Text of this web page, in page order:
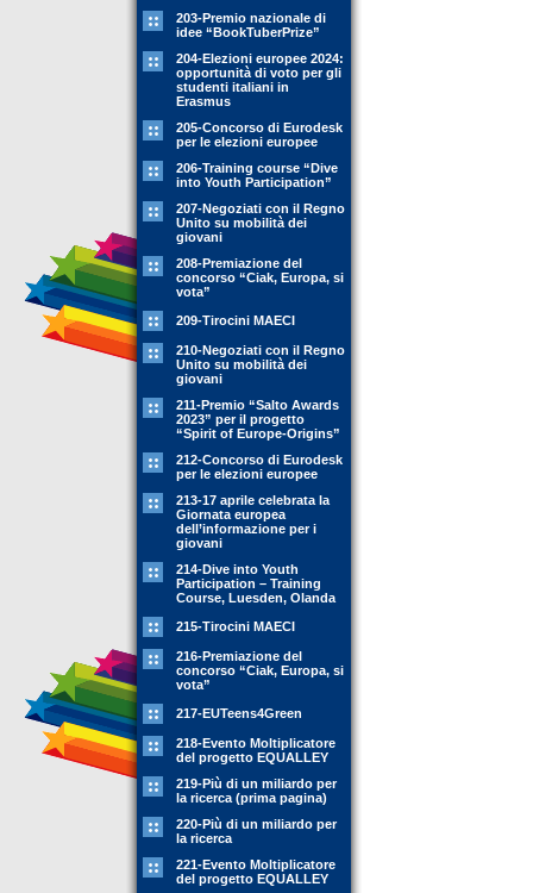
203-Premio nazionale di
idee “BookTuberPrize”
204-Elezioni europee 2024:
opportunità di voto per gli
studenti italiani in
Erasmus
205-Concorso di Eurodesk
per le elezioni europee
206-Training course “Dive
into Youth Participation”
207-Negoziati con il Regno
Unito su mobilità dei
giovani
208-Premiazione del
concorso “Ciak, Europa, si
vota”
209-Tirocini MAECI
210-Negoziati con il Regno
Unito su mobilità dei
giovani
211-Premio “Salto Awards
2023” per il progetto
“Spirit of Europe-Origins”
212-Concorso di Eurodesk
per le elezioni europee
213-17 aprile celebrata la
Giornata europea
dell’informazione per i
giovani
214-Dive into Youth
Participation – Training
Course, Luesden, Olanda
215-Tirocini MAECI
216-Premiazione del
concorso “Ciak, Europa, si
vota”
217-EUTeens4Green
218-Evento Moltiplicatore
del progetto EQUALLEY
219-Più di un miliardo per
la ricerca (prima pagina)
220-Più di un miliardo per
la ricerca
221-Evento Moltiplicatore
del progetto EQUALLEY